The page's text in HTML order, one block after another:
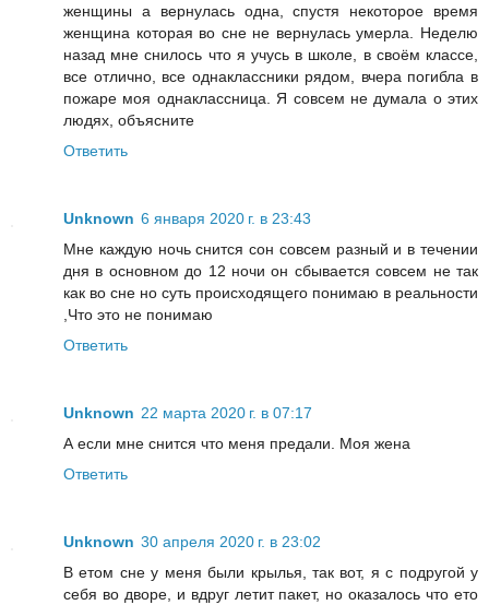
женщины а вернулась одна, спустя некоторое время
женщина которая во сне не вернулась умерла. Неделю
назад мне снилось что я учусь в школе, в своём классе,
все отлично, все однаклассники рядом, вчера погибла в
пожаре моя однаклассница. Я совсем не думала о этих
людях, объясните
Ответить
Unknown 6 января 2020 г. в 23:43
Мне каждую ночь снится сон совсем разный и в течении
дня в основном до 12 ночи он сбывается совсем не так
как во сне но суть происходящего понимаю в реальности
,Что это не понимаю
Ответить
Unknown 22 марта 2020 г. в 07:17
А если мне снится что меня предали. Моя жена
Ответить
Unknown 30 апреля 2020 г. в 23:02
В етом сне у меня были крылья, так вот, я с подругой у
себя во дворе, и вдруг летит пакет, но оказалось что ето